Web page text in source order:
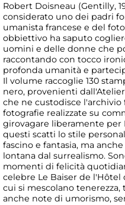
Robert Doisneau (Gentilly,
considerato uno dei padri
umanista francese e del
obbiettivo ha saputo
uomini e delle donne che
raccontando con tocco
profonda umanità e
Il volume raccoglie 130
nero, provenienti
che ne custodisce
fotografie realizzate su
girovagare liberamente per
questi scatti lo stile
fascino e fantasia, ma
lontana dal surrealismo.
momenti di felicità
celebre Le Baiser de l'Hôtel
cui si mescolano
anche note di umorismo,